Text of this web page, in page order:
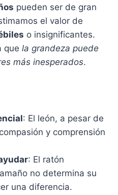
pueden ser de gran
el valor de
o insignificantes.
que la grandeza puede
más inesperados.
: El león, a pesar de
y comprensión
: El ratón
no determina su
una diferencia.